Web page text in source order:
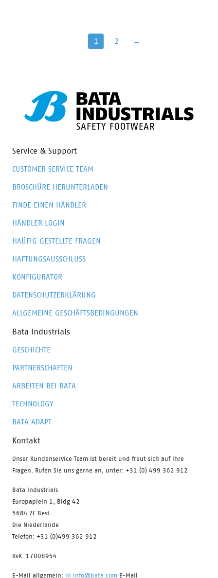
1 2 →
Service & Support
CUSTOMER SERVICE TEAM
BROSCHÜRE HERUNTERLADEN
FINDE EINEN HÄNDLER
HÄNDLER LOGIN
HAÜFIG GESTELLTE FRAGEN
HAFTUNGSAUSSCHLUSS
KONFIGURATOR
DATENSCHUTZERKLÄRUNG
ALLGEMEINE GESCHÄFTSBEDINGUNGEN
Bata Industrials
GESCHICHTE
PARTNERSCHAFTEN
ARBEITEN BEI BATA
TECHNOLOGY
BATA ADAPT
Kontakt
Unser Kundenservice Team ist bereit und freut sich auf Ihre
Fragen. Rufen Sie uns gerne an, unter: +31 (0) 499 362 912
Bata Industrials
Europaplein 1, Bldg 42
5684 ZC Best
Die Niederlande
Telefon: +31 (0)499 362 912
KvK: 17008954
E-Mail allgemein: nl.info@bata.com E-Mail